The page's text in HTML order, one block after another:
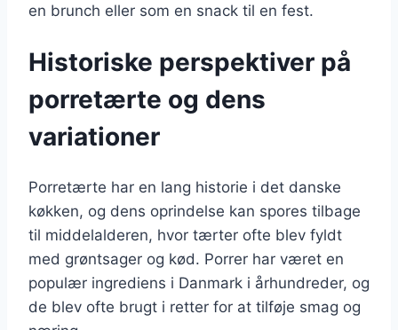
en brunch eller som en snack til en fest.
Historiske perspektiver på
porretærte og dens
variationer
Porretærte har en lang historie i det danske
køkken, og dens oprindelse kan spores tilbage
til middelalderen, hvor tærter ofte blev fyldt
med grøntsager og kød. Porrer har været en
populær ingrediens i Danmark i århundreder, og
de blev ofte brugt i retter for at tilføje smag og